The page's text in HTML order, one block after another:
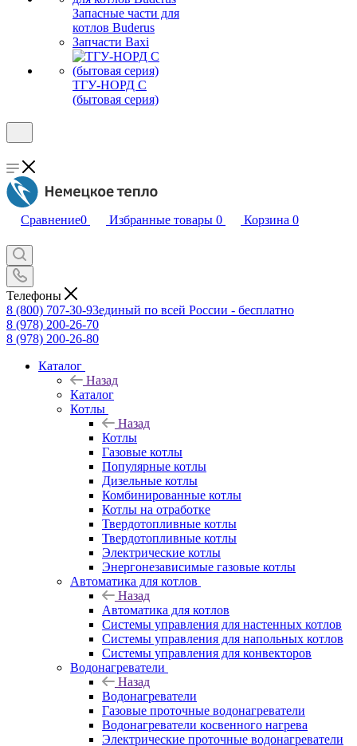
Запасные части для
котлов Buderus
Запчасти Baxi
ТГУ-НОРД С
(бытовая серия)
Сравнение0 Избранные товары 0 Корзина 0
Телефоны
8 (800) 707-30-93единый по всей России - бесплатно
8 (978) 200-26-70
8 (978) 200-26-80
Каталог
Назад
Каталог
Котлы
Назад
Котлы
Газовые котлы
Популярные котлы
Дизельные котлы
Комбинированные котлы
Котлы на отработке
Твердотопливные котлы
Твердотопливные котлы
Электрические котлы
Энергонезависимые газовые котлы
Автоматика для котлов
Назад
Автоматика для котлов
Системы управления для настенных котлов
Системы управления для напольных котлов
Системы управления для конвекторов
Водонагреватели
Назад
Водонагреватели
Газовые проточные водонагреватели
Водонагреватели косвенного нагрева
Электрические проточные водонагреватели